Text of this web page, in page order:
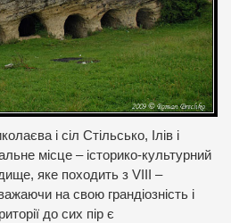
і сіл Стільсько, Ілів і
місце – історико-культурний
яке походить з VIII –
на свою грандіозність і
до сих пір є